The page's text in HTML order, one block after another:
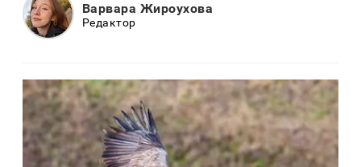
Варвара Жироухова
Редактор